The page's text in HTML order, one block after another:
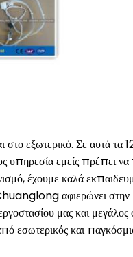
εξωτερικό. Σε αυτά τα
υπηρεσία εμείς πρέπει να
έχουμε καλά
αφιερώνει
μας και
εσωτερικός και